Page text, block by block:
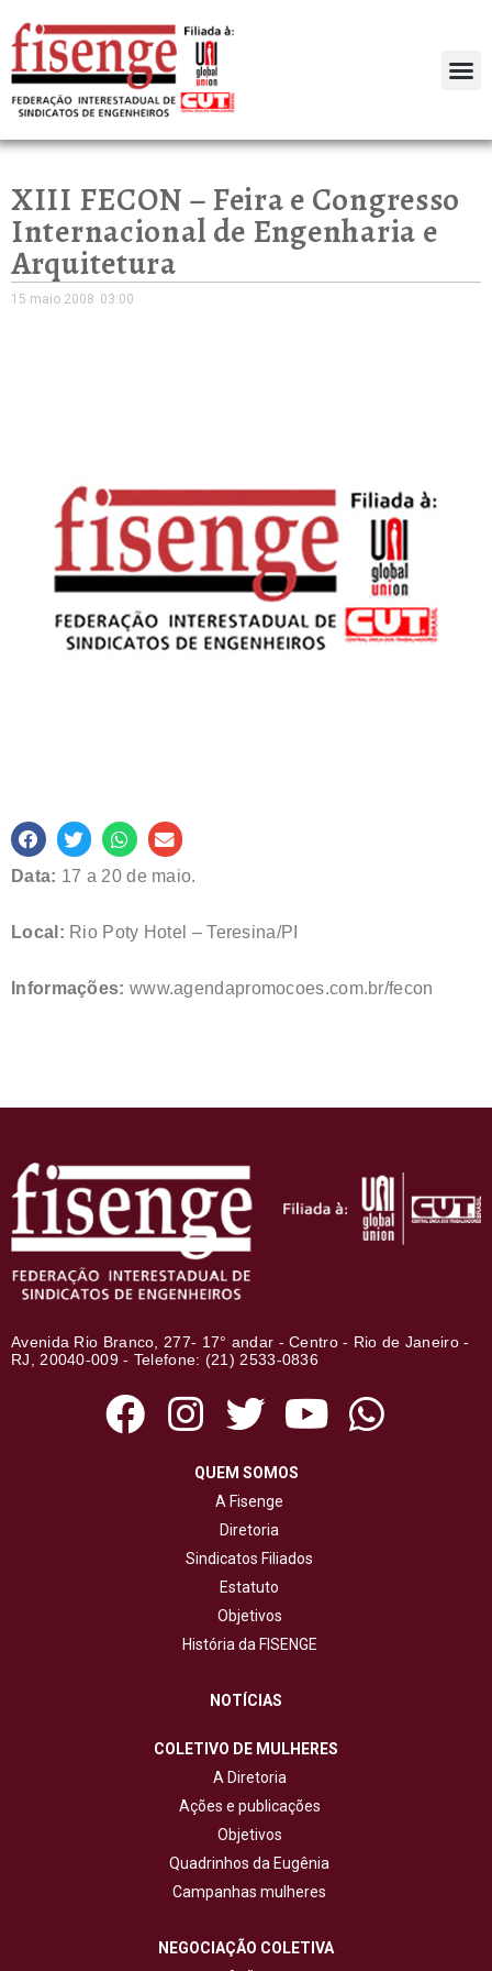
XIII FECON – Feira e Congresso
Internacional de Engenharia e
Arquitetura
15 maio 2008 03:00
Data: 17 a 20 de maio.
Local: Rio Poty Hotel – Teresina/PI
Informações: www.agendapromocoes.com.br/fecon
Avenida Rio Branco, 277- 17° andar - Centro - Rio de Janeiro -
RJ, 20040-009 - Telefone: (21) 2533-0836
QUEM SOMOS
A Fisenge
Diretoria
Sindicatos Filiados
Estatuto
Objetivos
História da FISENGE
NOTÍCIAS
COLETIVO DE MULHERES
A Diretoria
Ações e publicações
Objetivos
Quadrinhos da Eugênia
Campanhas mulheres
NEGOCIAÇÃO COLETIVA